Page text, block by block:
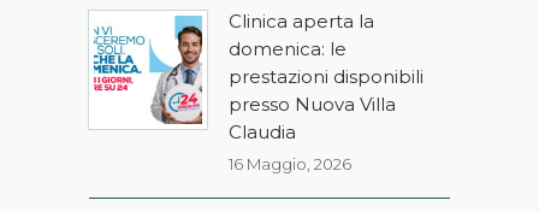
Clinica aperta la
domenica: le
prestazioni disponibili
presso Nuova Villa
Claudia
16 Maggio, 2026